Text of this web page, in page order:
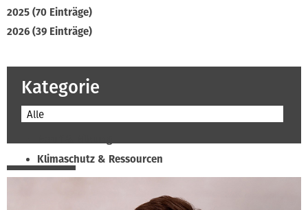
2025 (70 Einträge)
2026 (39 Einträge)
Kategorie
Alle
Klimaschutz & Ressourcen
Normen & Fachregeln
Prävention & Arbeitsschutz